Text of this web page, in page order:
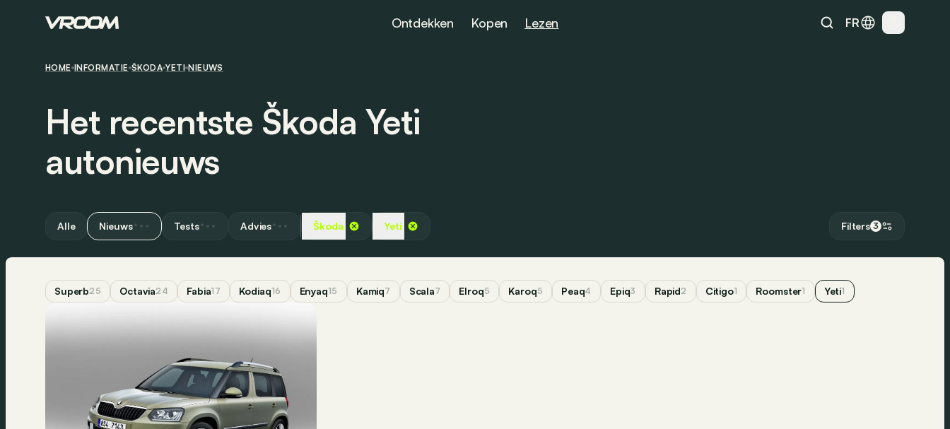
Ontdekken Kopen Lezen FR
HOME INFORMATIE ŠKODA YETI NIEUWS
Het recentste Škoda Yeti
autonieuws
Alle Nieuws Tests Advies Škoda Yeti Filters 3
Superb25 Octavia24 Fabia17 Kodiaq16 Enyaq15 Kamiq7 Scala7 Elroq5 Karoq5 Peaq4 Epiq3 Rapid2 Citigo1 Roomster1 Yeti1